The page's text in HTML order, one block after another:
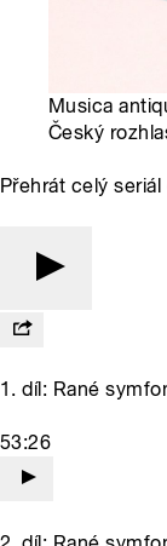
Musica
Český
Přehrát celý seriál
1. díl: Rané
53:26